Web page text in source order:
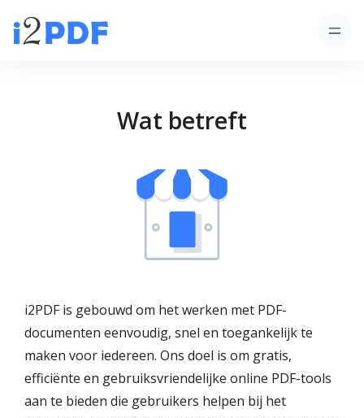
Wat betreft
i2PDF is gebouwd om het werken met PDF-
documenten eenvoudig, snel en toegankelijk te
maken voor iedereen. Ons doel is om gratis,
efficiënte en gebruiksvriendelijke online PDF-tools
aan te bieden die gebruikers helpen bij het